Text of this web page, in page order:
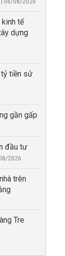
| 06/08/2026
kinh tế
dựng
tỷ tiền sử
gần gấp
đầu tư
2026
trên
Tre